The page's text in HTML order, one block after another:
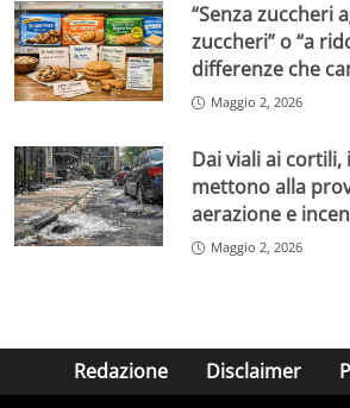
“Senza zuccheri
zuccheri” o “a
differenze che
Maggio 2, 2026
Dai viali ai
mettono alla
aerazione e
Maggio 2, 2026
Redazione Disclaimer